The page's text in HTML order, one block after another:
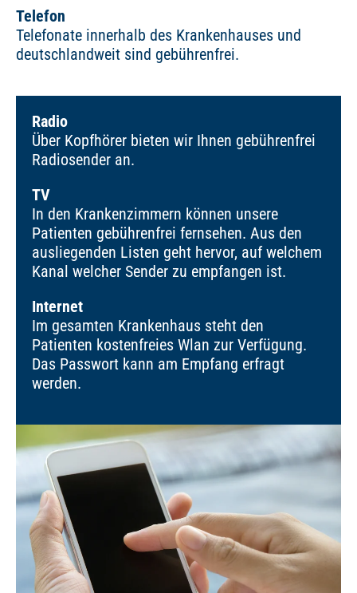
Telefon
Telefonate innerhalb des Krankenhauses und
deutschlandweit sind gebührenfrei.
Radio
Über Kopfhörer bieten wir Ihnen gebührenfrei
Radiosender an.
TV
In den Krankenzimmern können unsere
Patienten gebührenfrei fernsehen. Aus den
ausliegenden Listen geht hervor, auf welchem
Kanal welcher Sender zu empfangen ist.
Internet
Im gesamten Krankenhaus steht den
Patienten kostenfreies Wlan zur Verfügung.
Das Passwort kann am Empfang erfragt
werden.